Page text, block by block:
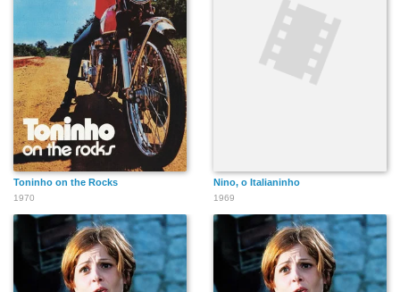
Toninho on the Rocks
1970
Nino, o Italianinho
1969